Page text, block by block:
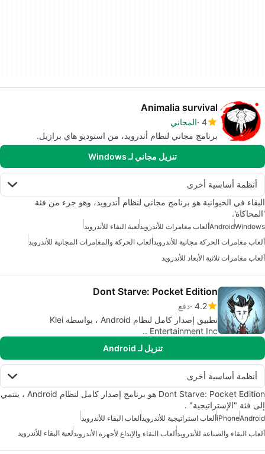
Animalia survival
4 المجاني
برنامج مجاني لنظام أندرويد، من استوديو هاي برازيل.
تنزيل مجاني لـ Windows
أنظمة أساسية أخرى
البقاء في الحيوانية هو برنامج مجاني لنظام أندرويد، وهو جزء من فئة
'المحاكاة'.
Windows
Androidألعاب مغامرات للأندرويدلعبة البقاء للأندرويد
ألعاب مغامرات الحركة مجانية للأندرويدألعاب الحركة والمغامرات المجانية للأندرويد
ألعاب مغامرات ثلاثية الأبعاد للأندرويد
Dont Starve: Pocket Edition
4.2 دفع
تطبيق إصدار كامل لنظام Android ، بواسطة Klei
Entertainment Inc ..
تنزيل لـ Android
أنظمة أساسية أخرى
Dont Starve: Pocket Edition هو برنامج إصدار كامل لنظام Android ، ينتمي
إلى فئة "الإستراتيجية" .
Android
iPhoneألعاب استراتيجية للأندرويدألعاب البقاء للأندرويد
ألعاب البقاء والصناعة للأندرويدألعاب البقاء والإبداع لأجهزة الأندرويد لعبة البقاء للأندرويد